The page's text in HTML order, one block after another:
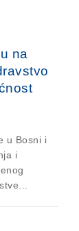
na
u Bosni i
i